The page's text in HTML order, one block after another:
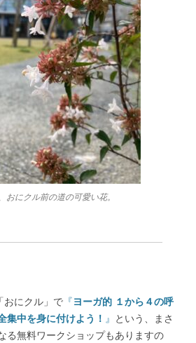
おにクル前の道の可愛い花。
おにクル」で 『ヨーガ的 １から４の呼
集中を身に付けよう！ 』 という、まさ
る無料ワークショップもありますの